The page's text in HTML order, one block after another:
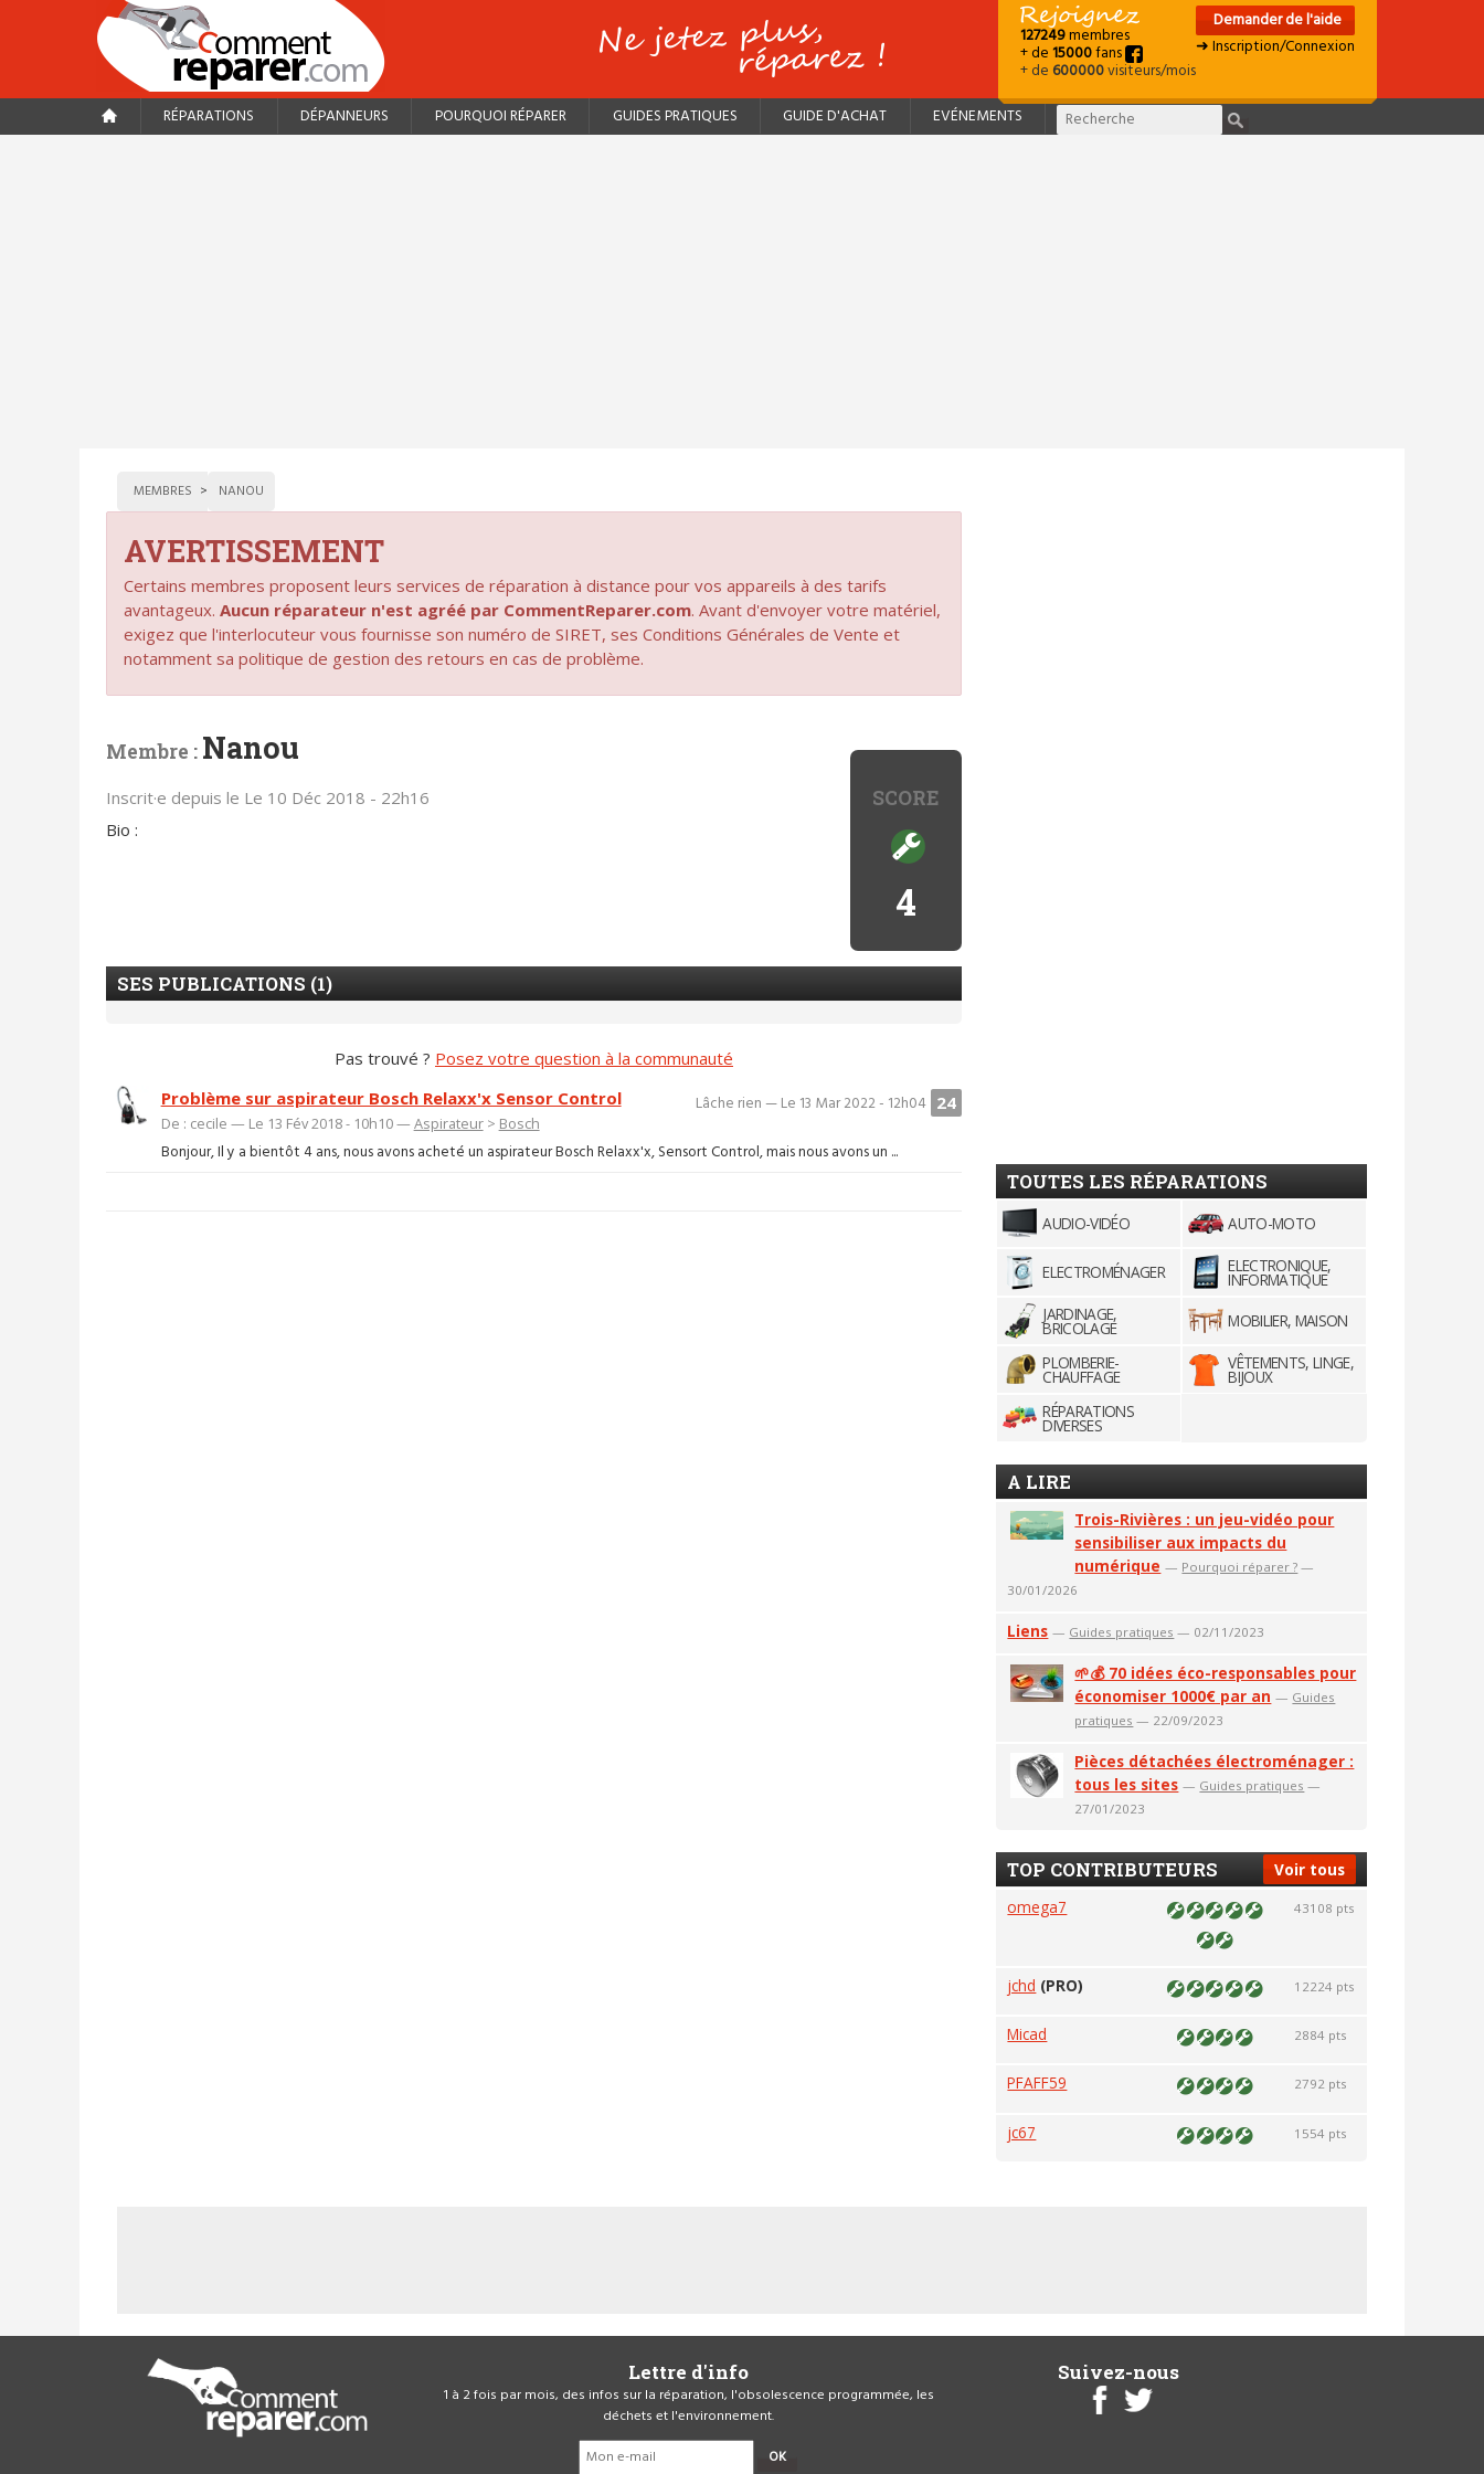
127249membres
+ de15000fans
+ de600000visiteurs/mois
Demander de l'aide
➜ Inscription/Connexion
RÉPARATIONS DÉPANNEURS POURQUOI RÉPARER GUIDES PRATIQUES GUIDE D'ACHAT EVÉNEMENTS
MEMBRES NANOU
AVERTISSEMENT
Certains membres proposent leurs services de réparation à distance pour vos appareils à des tarifs
avantageux. Aucun réparateur n'est agréé par CommentReparer.com. Avant d'envoyer votre matériel,
exigez que l'interlocuteur vous fournisse son numéro de SIRET, ses Conditions Générales de Vente et
notamment sa politique de gestion des retours en cas de problème.
SCORE
4
Membre : Nanou
Inscrit·e depuis le Le 10 Déc 2018 - 22h16
Bio :
SES PUBLICATIONS (1)
Pas trouvé ? Posez votre question à la communauté
24
Lâche rien — Le 13 Mar 2022 - 12h04
Problème sur aspirateur Bosch Relaxx'x Sensor Control
De : cecile — Le 13 Fév 2018 - 10h10 —Aspirateur> Bosch
Bonjour, Il y a bientôt 4 ans, nous avons acheté un aspirateur Bosch Relaxx'x, Sensort Control, mais nous avons un ...
TOUTES LES RÉPARATIONS
AUDIO-VIDÉO AUTO-MOTO
ELECTROMÉNAGER ELECTRONIQUE,
INFORMATIQUE
JARDINAGE,
BRICOLAGE
MOBILIER, MAISON
PLOMBERIE-
CHAUFFAGE
VÊTEMENTS, LINGE,
BIJOUX
RÉPARATIONS
DIVERSES
A LIRE
Trois-Rivières : un jeu-vidéo pour
sensibiliser aux impacts du
numérique — Pourquoi réparer ? —
30/01/2026
Liens — Guides pratiques — 02/11/2023
🌱💰 70 idées éco-responsables pour
économiser 1000€ par an — Guides
pratiques — 22/09/2023
Pièces détachées électroménager :
tous les sites — Guides pratiques —
27/01/2023
Voir tous
TOP CONTRIBUTEURS
omega7 43108 pts
jchd (PRO) 12224 pts
Micad 2884 pts
PFAFF59 2792 pts
jc67 1554 pts
Lettre d'info
1 à 2 fois par mois, des infos sur la réparation, l'obsolescence programmée, les
déchets et l'environnement.
OK
Suivez-nous